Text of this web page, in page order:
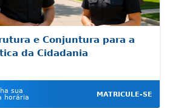
e Conjuntura para a
da Cidadania
sua
horária
MATRICULE-SE